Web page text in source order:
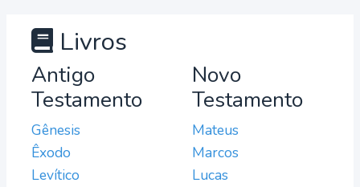
Livros
Antigo
Testamento
Gênesis
Êxodo
Levítico
Novo
Testamento
Mateus
Marcos
Lucas